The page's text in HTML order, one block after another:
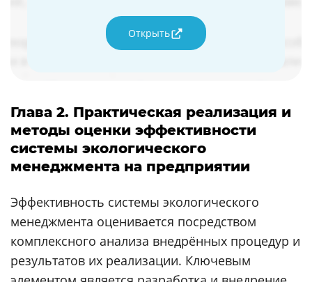
Открыть
Глава 2. Практическая реализация и
методы оценки эффективности
системы экологического
менеджмента на предприятии
Эффективность системы экологического
менеджмента оценивается посредством
комплексного анализа внедрённых процедур и
результатов их реализации. Ключевым